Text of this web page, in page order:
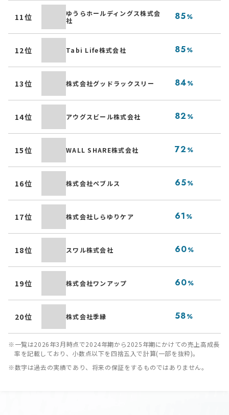
11位
ゆうらホールディングス株式会
社
85%
12位 Tabi Life株式会社 85%
13位 株式会社グッドラックスリー 84%
14位 アウグスビール株式会社 82 %
15位 WALL SHARE株式会社 72 %
16位 株式会社ペブルス 65%
17位 株式会社しらゆりケア 61 %
18位 スワル株式会社 60%
19位 株式会社ワンアップ 60%
20位 株式会社季縁 58%
※一覧は2026年3月時点で2024年期から2025年期にかけての売上高成長
率を記載しており、小数点以下を四捨五入で計算(一部を抜粋)。
※数字は過去の実績であり、将来の保証をするものではありません。